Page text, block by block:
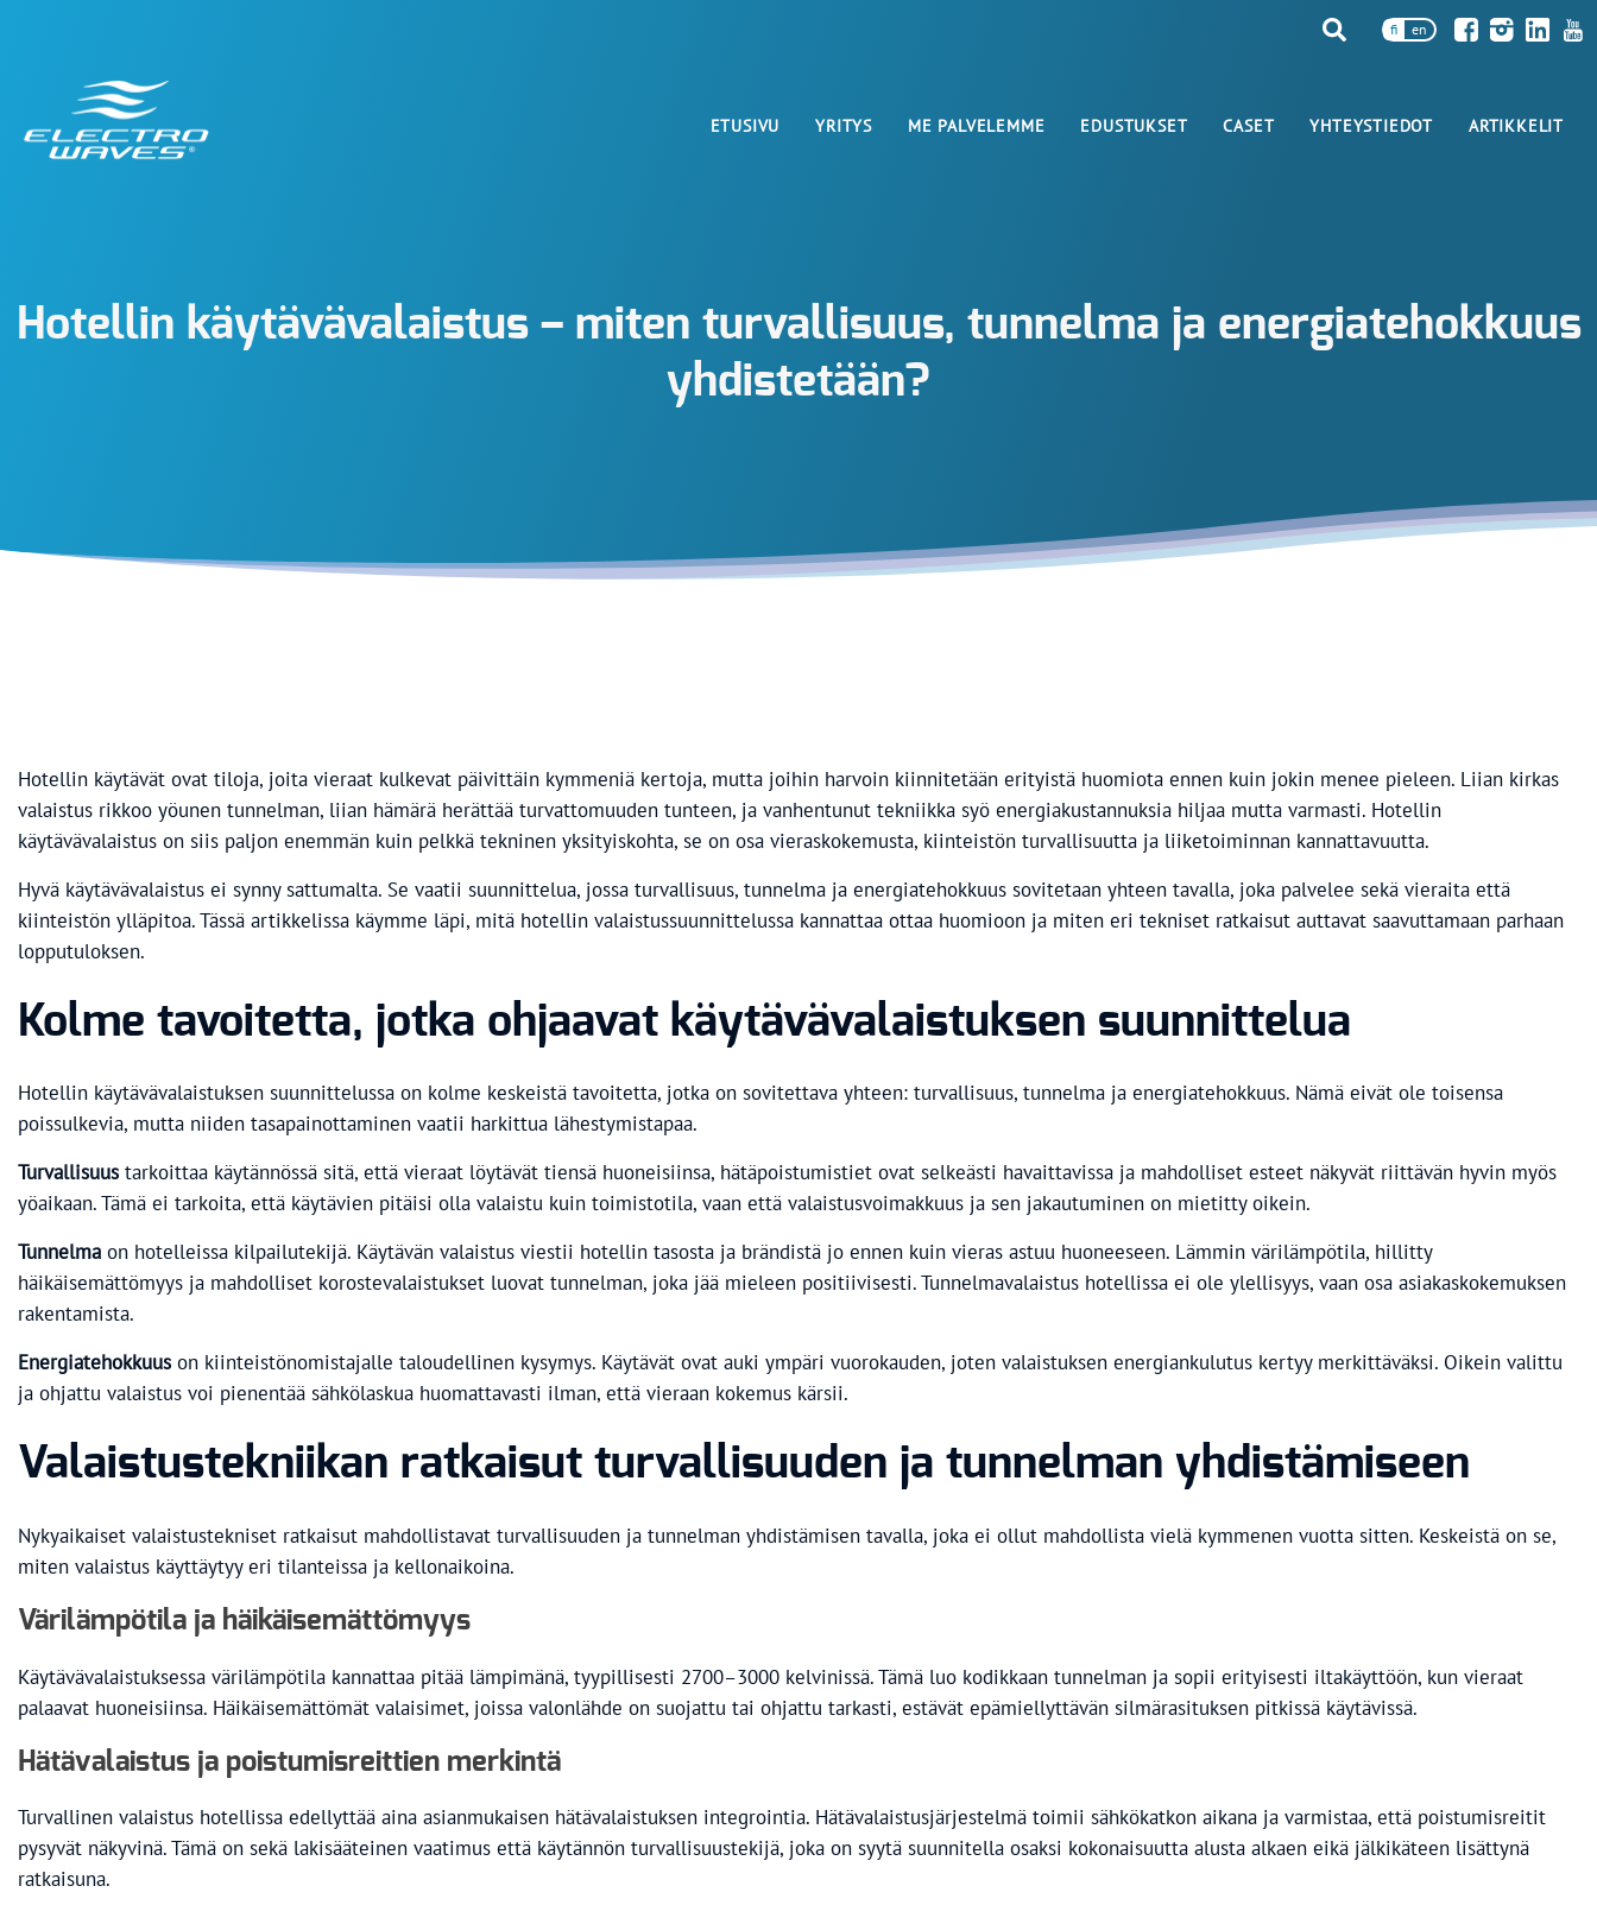
fi en
ETUSIVU YRITYS ME PALVELEMME EDUSTUKSET CASET YHTEYSTIEDOT ARTIKKELIT
Hotellin käytävävalaistus – miten turvallisuus, tunnelma ja energiatehokkuus
yhdistetään?
Hotellin käytävät ovat tiloja, joita vieraat kulkevat päivittäin kymmeniä kertoja, mutta joihin harvoin kiinnitetään erityistä huomiota ennen kuin jokin menee pieleen. Liian kirkas
valaistus rikkoo yöunen tunnelman, liian hämärä herättää turvattomuuden tunteen, ja vanhentunut tekniikka syö energiakustannuksia hiljaa mutta varmasti. Hotellin
käytävävalaistus on siis paljon enemmän kuin pelkkä tekninen yksityiskohta, se on osa vieraskokemusta, kiinteistön turvallisuutta ja liiketoiminnan kannattavuutta.
Hyvä käytävävalaistus ei synny sattumalta. Se vaatii suunnittelua, jossa turvallisuus, tunnelma ja energiatehokkuus sovitetaan yhteen tavalla, joka palvelee sekä vieraita että
kiinteistön ylläpitoa. Tässä artikkelissa käymme läpi, mitä hotellin valaistussuunnittelussa kannattaa ottaa huomioon ja miten eri tekniset ratkaisut auttavat saavuttamaan parhaan
lopputuloksen.
Kolme tavoitetta, jotka ohjaavat käytävävalaistuksen suunnittelua
Hotellin käytävävalaistuksen suunnittelussa on kolme keskeistä tavoitetta, jotka on sovitettava yhteen: turvallisuus, tunnelma ja energiatehokkuus. Nämä eivät ole toisensa
poissulkevia, mutta niiden tasapainottaminen vaatii harkittua lähestymistapaa.
Turvallisuus tarkoittaa käytännössä sitä, että vieraat löytävät tiensä huoneisiinsa, hätäpoistumistiet ovat selkeästi havaittavissa ja mahdolliset esteet näkyvät riittävän hyvin myös
yöaikaan. Tämä ei tarkoita, että käytävien pitäisi olla valaistu kuin toimistotila, vaan että valaistusvoimakkuus ja sen jakautuminen on mietitty oikein.
Tunnelma on hotelleissa kilpailutekijä. Käytävän valaistus viestii hotellin tasosta ja brändistä jo ennen kuin vieras astuu huoneeseen. Lämmin värilämpötila, hillitty
häikäisemättömyys ja mahdolliset korostevalaistukset luovat tunnelman, joka jää mieleen positiivisesti. Tunnelmavalaistus hotellissa ei ole ylellisyys, vaan osa asiakaskokemuksen
rakentamista.
Energiatehokkuus on kiinteistönomistajalle taloudellinen kysymys. Käytävät ovat auki ympäri vuorokauden, joten valaistuksen energiankulutus kertyy merkittäväksi. Oikein valittu
ja ohjattu valaistus voi pienentää sähkölaskua huomattavasti ilman, että vieraan kokemus kärsii.
Valaistustekniikan ratkaisut turvallisuuden ja tunnelman yhdistämiseen
Nykyaikaiset valaistustekniset ratkaisut mahdollistavat turvallisuuden ja tunnelman yhdistämisen tavalla, joka ei ollut mahdollista vielä kymmenen vuotta sitten. Keskeistä on se,
miten valaistus käyttäytyy eri tilanteissa ja kellonaikoina.
Värilämpötila ja häikäisemättömyys
Käytävävalaistuksessa värilämpötila kannattaa pitää lämpimänä, tyypillisesti 2700–3000 kelvinissä. Tämä luo kodikkaan tunnelman ja sopii erityisesti iltakäyttöön, kun vieraat
palaavat huoneisiinsa. Häikäisemättömät valaisimet, joissa valonlähde on suojattu tai ohjattu tarkasti, estävät epämiellyttävän silmärasituksen pitkissä käytävissä.
Hätävalaistus ja poistumisreittien merkintä
Turvallinen valaistus hotellissa edellyttää aina asianmukaisen hätävalaistuksen integrointia. Hätävalaistusjärjestelmä toimii sähkökatkon aikana ja varmistaa, että poistumisreitit
pysyvät näkyvinä. Tämä on sekä lakisääteinen vaatimus että käytännön turvallisuustekijä, joka on syytä suunnitella osaksi kokonaisuutta alusta alkaen eikä jälkikäteen lisättynä
ratkaisuna.